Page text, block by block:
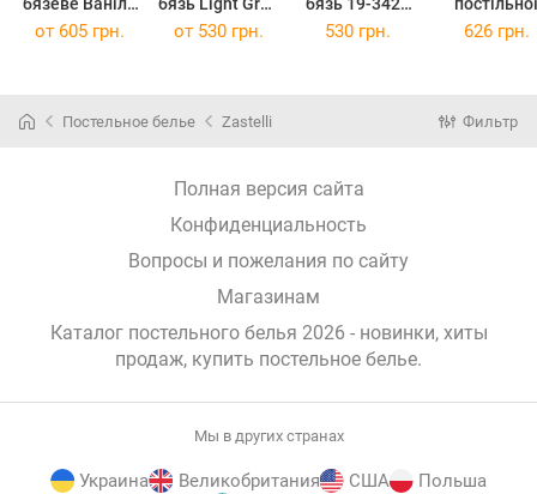
12-0712
185х220
Sunset Purple
білизни
Гілки
от 605 грн. от 530 грн. 530 грн. 626 грн.
Постельное белье Zastelli Фильтр
Полная версия сайта
Конфиденциальность
Вопросы и пожелания по сайту
Магазинам
Каталог постельного белья 2026 - новинки, хиты
продаж, купить постельное белье.
Мы в других странах
Украина Великобритания США Польша